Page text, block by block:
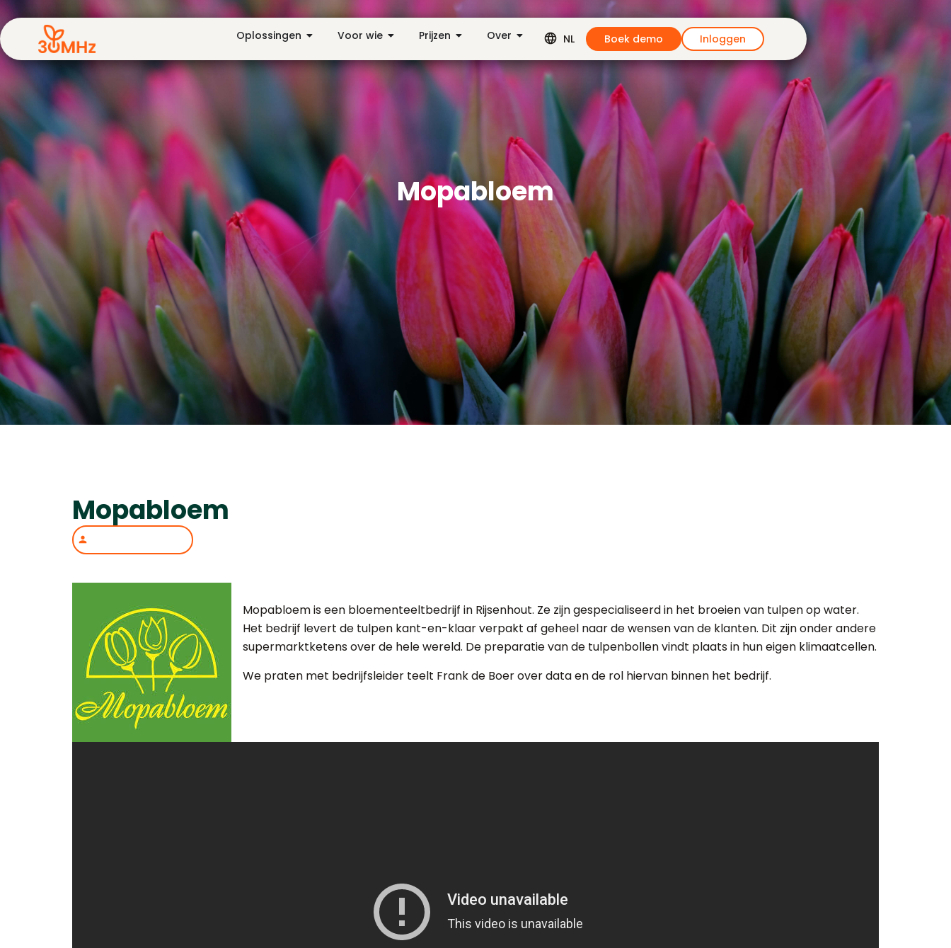
Oplossingen Voor wie Prijzen Over NL Boek demo Inloggen
Mopabloem
Mopabloem
Mopabloem is een bloementeeltbedrijf in Rijsenhout. Ze zijn gespecialiseerd in het broeien van tulpen op water.
Het bedrijf levert de tulpen kant-en-klaar verpakt af geheel naar de wensen van de klanten. Dit zijn onder andere
supermarktketens over de hele wereld. De preparatie van de tulpenbollen vindt plaats in hun eigen klimaatcellen.
We praten met bedrijfsleider teelt Frank de Boer over data en de rol hiervan binnen het bedrijf.